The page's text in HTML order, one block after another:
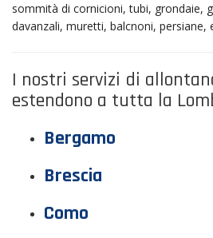
sommità di cornicioni, tubi, grondaie,
davanzali, muretti, balcnoni, persiane,
I nostri servizi di
estendono a tutta la
Bergamo
Brescia
Como